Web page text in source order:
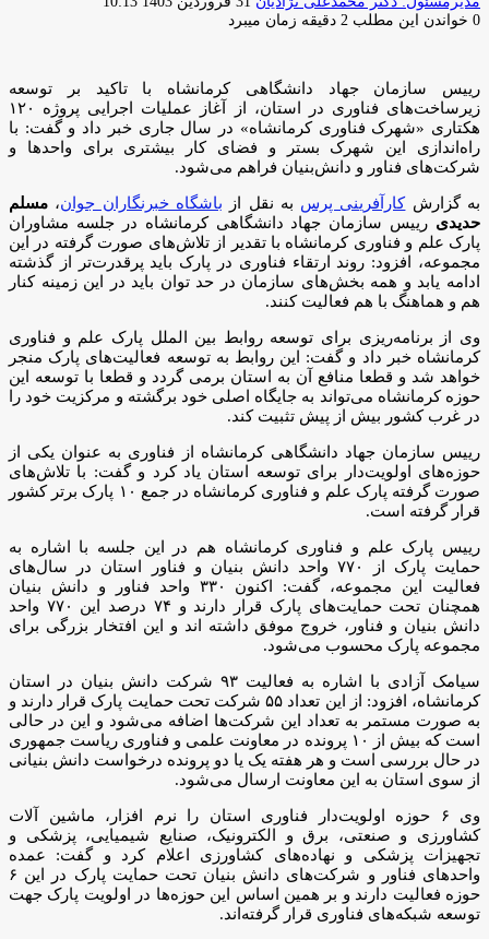
ایمیل
0 خواندن این مطلب 2 دقیقه زمان میبرد
رییس سازمان جهاد دانشگاهی کرمانشاه با تاکید بر توسعه
زیرساخت‌های فناوری در استان، از آغاز عملیات اجرایی پروژه ۱۲۰
هکتاری «شهرک فناوری کرمانشاه» در سال جاری خبر داد و گفت: با
راه‌اندازی این شهرک بستر و فضای کار بیشتری برای واحد‌ها و
شرکت‌های فناور و دانش‌بنیان فراهم می‌شود.
به گزارشکارآفرینی پرس به نقل از باشگاه خبرنگاران جوان، مسلم
حدیدی رییس سازمان جهاد دانشگاهی کرمانشاه در جلسه مشاوران
پارک علم و فناوری کرمانشاه با تقدیر از تلاش‌های صورت گرفته در این
مجموعه، افزود: روند ارتقاء فناوری در پارک باید پرقدرت‌تر از گذشته
ادامه یابد و همه بخش‌های سازمان در حد توان باید در این زمینه کنار
هم و هماهنگ با هم فعالیت کنند.
وی از برنامه‌ریزی برای توسعه روابط بین الملل پارک علم و فناوری
کرمانشاه خبر داد و گفت: این روابط به توسعه فعالیت‌های پارک منجر
خواهد شد و قطعا منافع آن به استان برمی گردد و قطعا با توسعه این
حوزه کرمانشاه می‌تواند به جایگاه اصلی خود برگشته و مرکزیت خود را
در غرب کشور بیش از پیش تثبیت کند.
رییس سازمان جهاد دانشگاهی کرمانشاه از فناوری به عنوان یکی از
حوزه‌های اولویت‌دار برای توسعه استان یاد کرد و گفت: با تلاش‌های
صورت گرفته پارک علم و فناوری کرمانشاه در جمع ۱۰ پارک برتر کشور
قرار گرفته است.
رییس پارک علم و فناوری کرمانشاه هم در این جلسه با اشاره به
حمایت پارک از ۷۷۰ واحد دانش بنیان و فناور استان در سال‌های
فعالیت این مجموعه، گفت: اکنون ۳۳۰ واحد فناور و دانش بنیان
همچنان تحت حمایت‌های پارک قرار دارند و ۷۴ درصد این ۷۷۰ واحد
دانش بنیان و فناور، خروج موفق داشته اند و این افتخار بزرگی برای
مجموعه پارک محسوب می‌شود.
سیامک آزادی با اشاره به فعالیت ۹۳ شرکت دانش بنیان در استان
کرمانشاه، افزود: از این تعداد ۵۵ شرکت تحت حمایت پارک قرار دارند و
به صورت مستمر به تعداد این شرکت‌ها اضافه می‌شود و این در حالی
است که بیش از ۱۰ پرونده در معاونت علمی و فناوری ریاست جمهوری
در حال بررسی است و هر هفته یک یا دو پرونده درخواست دانش بنیانی
از سوی استان به این معاونت ارسال می‌شود.
وی ۶ حوزه اولویت‌دار فناوری استان را نرم افزار، ماشین آلات
کشاورزی و صنعتی، برق و الکترونیک، صنایع شیمیایی، پزشکی و
تجهیزات پزشکی و نهاده‌های کشاورزی اعلام کرد و گفت: عمده
واحد‌های فناور و شرکت‌های دانش بنیان تحت حمایت پارک در این ۶
حوزه فعالیت دارند و بر همین اساس این حوزه‌ها در اولویت پارک جهت
توسعه شبکه‌های فناوری قرار گرفته‌اند.